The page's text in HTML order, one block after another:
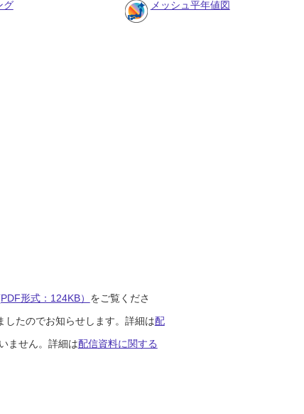
グ メッシュ平年値図
形式：124KB） をご覧くださ
たのでお知らせします。詳細は配
ません。詳細は配信資料に関する